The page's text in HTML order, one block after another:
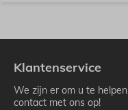
Klantenservice
We zijn er om u te
contact met ons op!